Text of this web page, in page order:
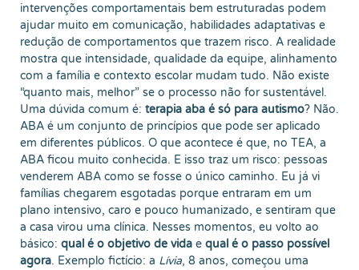
intervenções comportamentais bem estruturadas podem
ajudar muito em comunicação, habilidades adaptativas e
redução de comportamentos que trazem risco. A realidade
mostra que intensidade, qualidade da equipe, alinhamento
com a família e contexto escolar mudam tudo. Não existe
“quanto mais, melhor” se o processo não for sustentável.
Uma dúvida comum é: terapia aba é só para autismo? Não.
ABA é um conjunto de princípios que pode ser aplicado
em diferentes públicos. O que acontece é que, no TEA, a
ABA ficou muito conhecida. E isso traz um risco: pessoas
venderem ABA como se fosse o único caminho. Eu já vi
famílias chegarem esgotadas porque entraram em um
plano intensivo, caro e pouco humanizado, e sentiram que
a casa virou uma clínica. Nesses momentos, eu volto ao
básico: qual é o objetivo de vida e qual é o passo possível
agora. Exemplo fictício: a Lívia, 8 anos, começou uma